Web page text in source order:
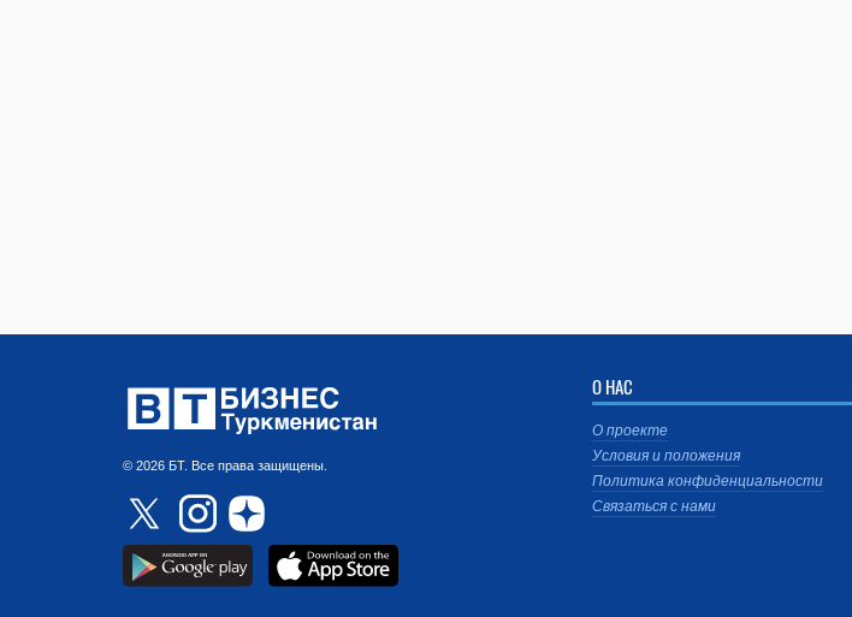
© 2026 БТ. Все права защищены.
О НАС
О проекте
Условия и положения
Политика конфиденциальности
Связаться с нами